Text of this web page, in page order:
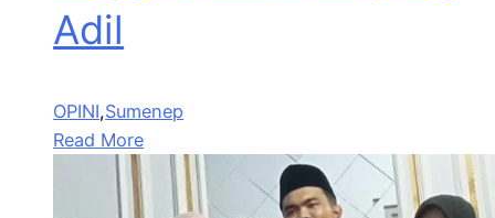
Adil
OPINI,Sumenep
Read More